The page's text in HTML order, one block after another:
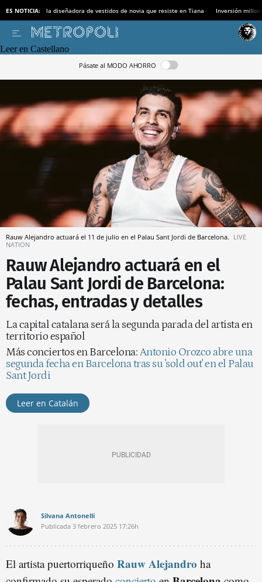
ES NOTICIA: la diseñadora de vestidos de novia que resiste en Tiana Inversión
Leer en Castellano
Pásate al MODO AHORRO
Rauw Alejandro actuará el 11 de julio en el Palau Sant Jordi de Barcelona. LIVE
NATION
Rauw Alejandro actuará en el
Palau Sant Jordi de Barcelona:
fechas, entradas y detalles
La capital catalana será la segunda parada del artista en
territorio español
Más conciertos en Barcelona:Antonio Orozco abre una
segunda fecha en Barcelona tras su 'sold out' en el Palau
Sant Jordi
Leer en Catalán
Silvana Antonelli
Publicada 3 febrero 2025 17:26h
El artista puertorriqueño Rauw Alejandro ha